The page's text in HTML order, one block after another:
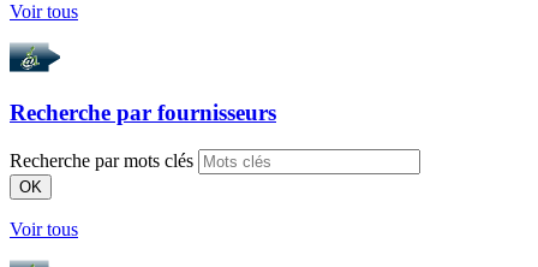
Voir tous
Recherche par fournisseurs
Recherche par mots clés
OK
Voir tous